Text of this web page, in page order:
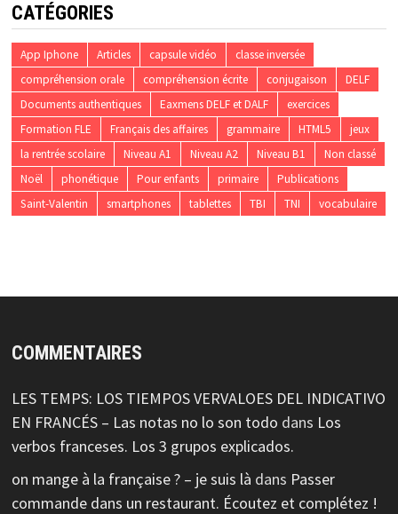
CATÉGORIES
App Iphone Articles capsule vidéo
classe inversée
compréhension orale
compréhension écrite conjugaison
DELF
Documents authentiques
Eaxmens DELF et DALF
exercices
Formation FLE
Français des affaires grammaire HTML5
jeux
la rentrée scolaire
Niveau A1 Niveau A2 Niveau B1
Non classé
Noël
phonétique Pour enfants primaire
Publications
Saint-Valentin
smartphones tablettes TBI TNI vocabulaire
COMMENTAIRES
LES TEMPS: LOS TIEMPOS VERVALOES DEL INDICATIVO
EN FRANCÉS – Las notas no lo son todo dans Los
verbos franceses. Los 3 grupos explicados.
on mange à la française ? – je suis là dans Passer
commande dans un restaurant. Écoutez et complétez !